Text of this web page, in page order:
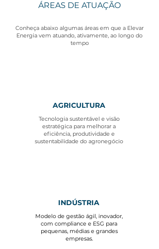
ÁREAS DE ATUAÇÃO
Conheça abaixo algumas áreas em que a Elevar
Energia vem atuando, ativamente, ao longo do
tempo
AGRICULTURA
Tecnologia sustentável e visão
estratégica para melhorar a
eficiência, produtividade e
sustentabilidade do agronegócio
INDÚSTRIA
Modelo de gestão ágil, inovador,
com compliance e ESG para
pequenas, médias e grandes
empresas.